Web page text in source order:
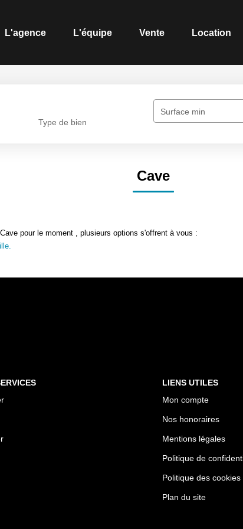
L'agence L'équipe Vente Location
Type de bien
Surface min
Cave
pour le moment , plusieurs options s'offrent à vous :
LIENS UTILES
Mon compte
Nos honoraires
Mentions légales
Politique de
Politique des cookies
Plan du site